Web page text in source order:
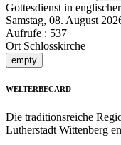
Gottesdienst in
Samstag, 08. August
Aufrufe : 537
Ort Schlosskirche
empty
WELTERBECARD
Die traditionsreiche
Lutherstadt Wittenberg